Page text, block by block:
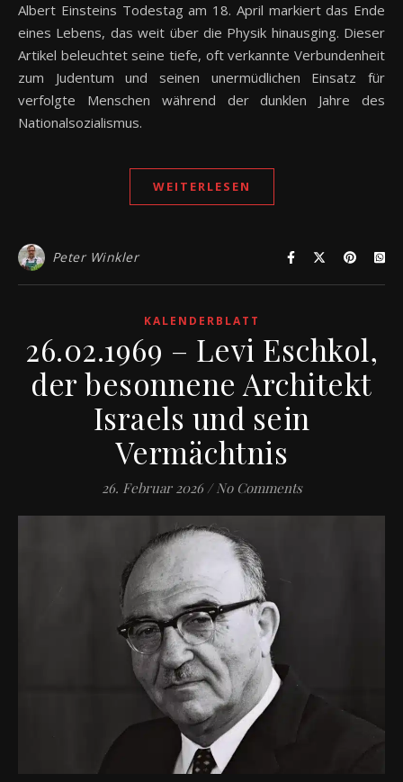
Albert Einsteins Todestag am 18. April markiert das Ende
eines Lebens, das weit über die Physik hinausging. Dieser
Artikel beleuchtet seine tiefe, oft verkannte Verbundenheit
zum Judentum und seinen unermüdlichen Einsatz für
verfolgte Menschen während der dunklen Jahre des
Nationalsozialismus.
WEITERLESEN
Peter Winkler
KALENDERBLATT
26.02.1969 – Levi Eschkol,
der besonnene Architekt
Israels und sein
Vermächtnis
26. Februar 2026 / No Comments